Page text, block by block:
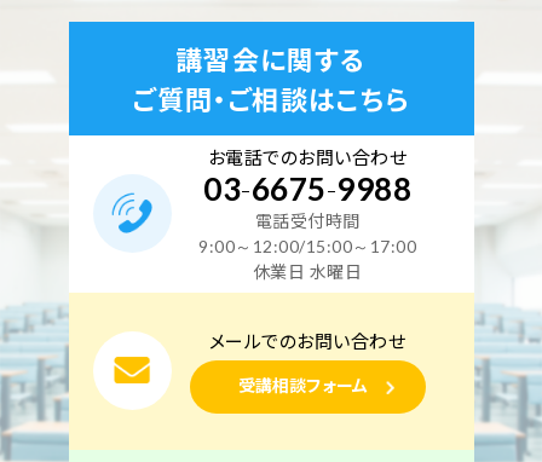
講習会に関する
ご質問・ご相談はこちら
お電話でのお問い合わせ
03-6675-9988
電話受付時間
9:00～12:00/15:00～17:00
休業日 水曜日
メールでのお問い合わせ
受講相談フォーム